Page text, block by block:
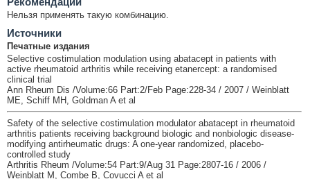
Нельзя применять такую комбинацию.
Источники
Печатные издания
Selective costimulation modulation using abatacept in patients with
active rheumatoid arthritis while receiving etanercept: a randomised
clinical trial
Ann Rheum Dis /Volume:66 Part:2/Feb Page:228-34 / 2007 / Weinblatt
ME, Schiff MH, Goldman A et al
Safety of the selective costimulation modulator abatacept in rheumatoid
arthritis patients receiving background biologic and nonbiologic disease-
modifying antirheumatic drugs: A one-year randomized, placebo-
controlled study
Arthritis Rheum /Volume:54 Part:9/Aug 31 Page:2807-16 / 2006 /
Weinblatt M, Combe B, Covucci A et al